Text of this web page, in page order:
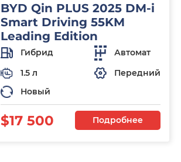
BYD Qin PLUS 2025 DM-i
Smart Driving 55KM
Leading Edition
Гибрид
Автомат
1.5 л
Передний
Новый
$17 500 Подробнее